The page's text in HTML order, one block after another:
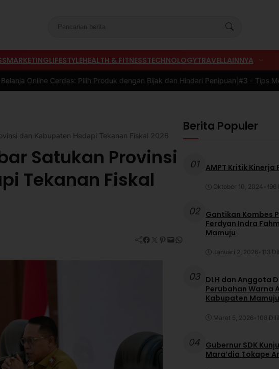
MARKETINGLIFESTYLEHEALTH & FITNESSTECHNOLOGYTRAVELLAINNYA
Pilih Produk dengan Bijak dan Hindari Penipuan |#3 -Tips Memilih Sepatu
dan Kabupaten Hadapi Tekanan Fiskal 2026
Satukan Provinsi
Tekanan Fiskal
Facebook Twitter Pinterest Mail WhatsApp
Berita Populer
01 AMPT Kritik
Oktober 10, 2024 196
02
Gantikan Kombes
Ferdyan Indra
Mamuju
Januari 2, 2026 113
03
DLH dan Anggota
Perubahan Warna
Kabupaten
Maret 5, 2026 108
04 Gubernur SDK
Mara’dia Tokape